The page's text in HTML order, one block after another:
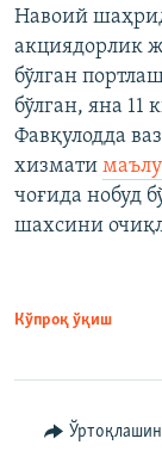
Навоий
акциядорлик
бўлган
бўлган, яна
Фавқулодда
хизмати
чоғида нобуд
шахсини
Кўпроқ ўқиш